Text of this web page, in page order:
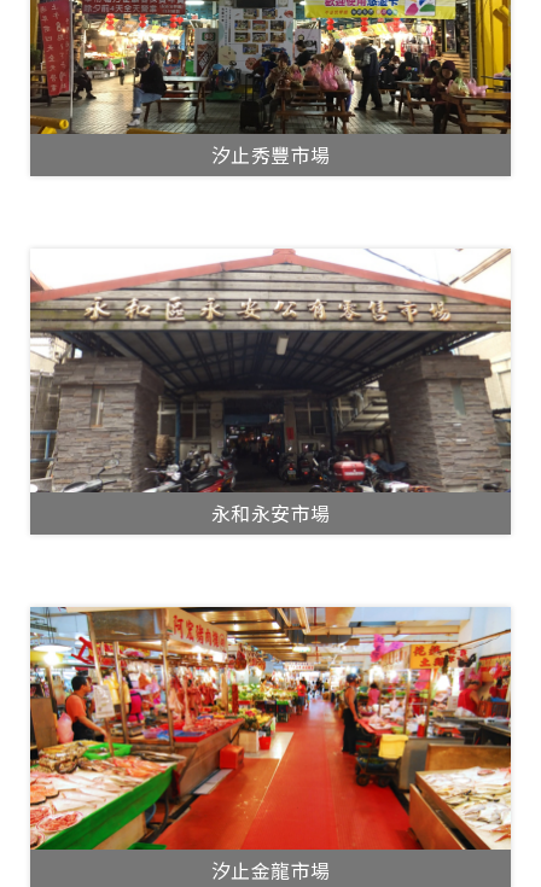
汐止秀豐市場
永和永安市場
汐止金龍市場